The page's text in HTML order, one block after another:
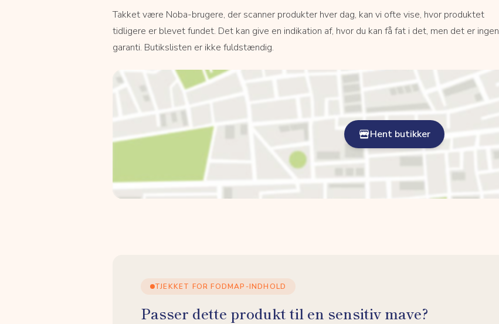
Takket være Noba-brugere, der scanner produkter hver dag, kan vi ofte vise, hvor produktet
tidligere er blevet fundet. Det kan give en indikation af, hvor du kan få fat i det, men det er ingen
garanti. Butikslisten er ikke fuldstændig.
Hent butikker
TJEKKET FOR FODMAP-INDHOLD
Passer dette produkt til en sensitiv mave?